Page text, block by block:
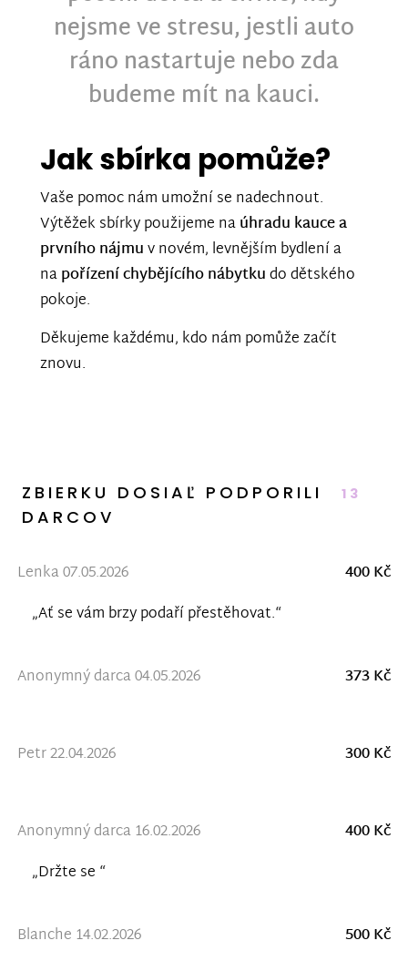
nejsme ve stresu, jestli auto
ráno nastartuje nebo zda
budeme mít na kauci.
Jak sbírka pomůže?
Vaše pomoc nám umožní se nadechnout.
Výtěžek sbírky použijeme naúhradu kauce a
prvního nájmuv novém, levnějším bydlení a
napořízení chybějícího nábytkudo dětského
pokoje.
Děkujeme každému, kdo nám pomůže začít
znovu.
ZBIERKU DOSIAĽ PODPORILI 13
DARCOV
Lenka 07.05.2026
400 Kč
„Ať se vám brzy podaří přestěhovat.“
Anonymný darca 04.05.2026 373 Kč
Petr 22.04.2026 300 Kč
Anonymný darca 16.02.2026
400 Kč
„Držte se “
Blanche 14.02.2026
500 Kč